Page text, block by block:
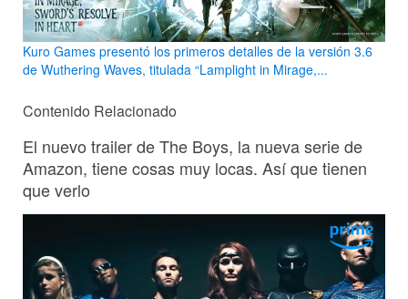
Kuro Games presentó los primeros detalles de la versión 3.6
de Wuthering Waves, titulada “Lamplight in Mirage,...
Contenido Relacionado
El nuevo trailer de The Boys, la nueva serie de
Amazon, tiene cosas muy locas. Así que tienen
que verlo